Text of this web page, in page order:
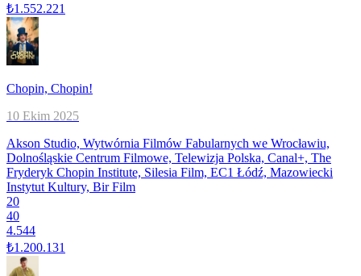
₺1.552.221
Chopin, Chopin!
10 Ekim 2025
Akson Studio, Wytwórnia Filmów Fabularnych we Wrocławiu,
Dolnośląskie Centrum Filmowe, Telewizja Polska, Canal+, The
Fryderyk Chopin Institute, Silesia Film, EC1 Łódź, Mazowiecki
Instytut Kultury, Bir Film
20
40
4.544
₺1.200.131